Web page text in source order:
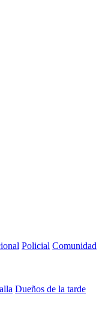
Policial Comunidad
Dueños de la tarde